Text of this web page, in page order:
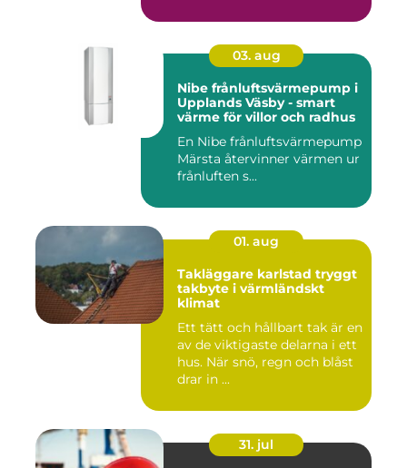
03. aug
Nibe frånluftsvärmepump i
Upplands Väsby - smart
värme för villor och radhus
En Nibe frånluftsvärmepump
Märsta återvinner värmen ur
frånluften s...
01. aug
Takläggare karlstad tryggt
takbyte i värmländskt
klimat
Ett tätt och hållbart tak är en
av de viktigaste delarna i ett
hus. När snö, regn och blåst
drar in ...
31. jul